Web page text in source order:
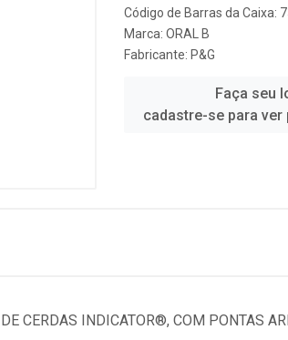
Código de Barras da Caixa:
Marca: ORAL B
Fabricante: P&G
Faça seu
cadastre-se para
CERDAS INDICATOR®, COM PONTAS